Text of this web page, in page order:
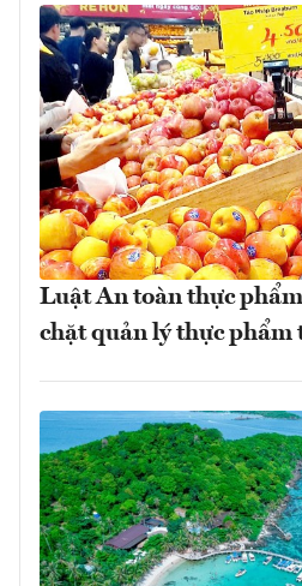
Luật An toàn thực
chặt quản lý thực phẩm